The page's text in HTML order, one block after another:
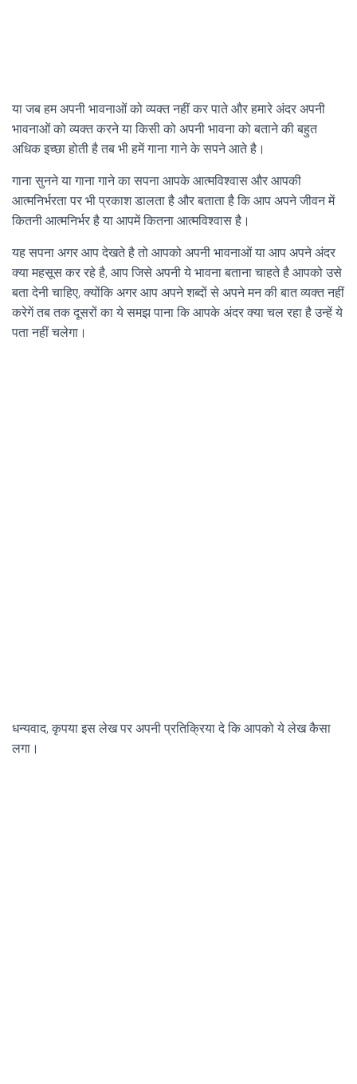
या जब हम अपनी भावनाओं को व्यक्त नहीं कर पाते और हमारे अंदर अपनी
भावनाओं को व्यक्त करने या किसी को अपनी भावना को बताने की बहुत
अधिक इच्छा होती है तब भी हमें गाना गाने के सपने आते है।
गाना सुनने या गाना गाने का सपना आपके आत्मविश्वास और आपकी
आत्मनिर्भरता पर भी प्रकाश डालता है और बताता है कि आप अपने जीवन में
कितनी आत्मनिर्भर है या आपमें कितना आत्मविश्वास है।
यह सपना अगर आप देखते है तो आपको अपनी भावनाओं या आप अपने अंदर
क्या महसूस कर रहे है, आप जिसे अपनी ये भावना बताना चाहते है आपको उसे
बता देनी चाहिए, क्योंकि अगर आप अपने शब्दों से अपने मन की बात व्यक्त नहीं
करेगें तब तक दूसरों का ये समझ पाना कि आपके अंदर क्या चल रहा है उन्हें ये
पता नहीं चलेगा।
धन्यवाद, कृपया इस लेख पर अपनी प्रतिक्रिया दे कि आपको ये लेख कैसा
लगा।